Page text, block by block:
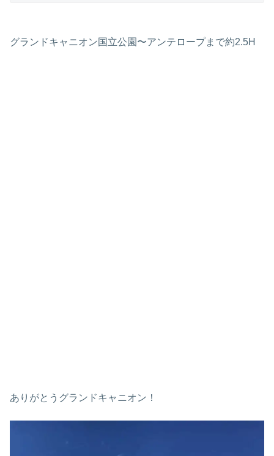
グランドキャニオン国立公園〜アンテロープまで約2.5H
ありがとうグランドキャニオン！